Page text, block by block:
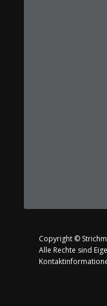
Copyright ©
Alle Rechte sind